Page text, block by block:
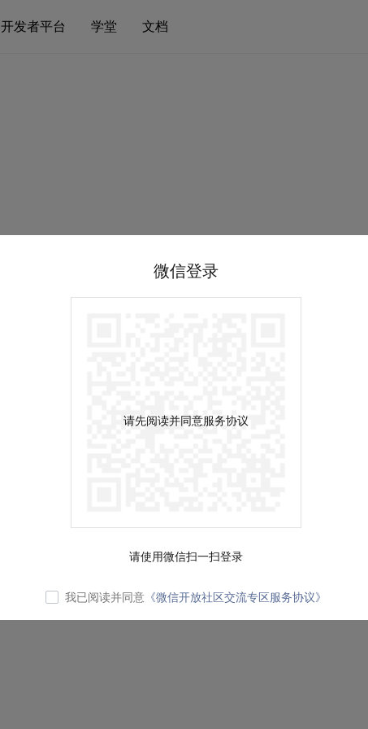
开发者平台 学堂 文档
微信登录
请先阅读并同意服务协议
请使用微信扫一扫登录
我已阅读并同意 《微信开放社区交流专区服务协议》